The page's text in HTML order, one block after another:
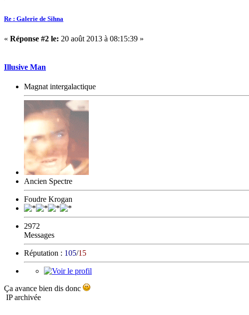
Re : Galerie de Sihna
« Réponse #2 le: 20 août 2013 à 08:15:39 »
Illusive Man
Magnat intergalactique
Ancien Spectre
Foudre Krogan
2972
Messages
Réputation : 105/15
Ça avance bien dis donc
IP archivée